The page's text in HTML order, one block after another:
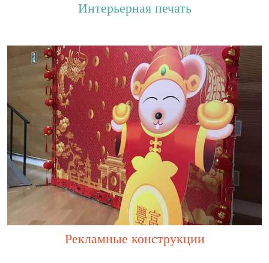
Интерьерная печать
Рекламные конструкции